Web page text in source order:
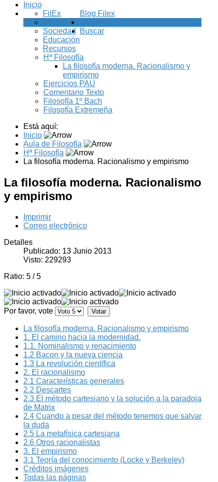
Inicio
Blog Filex
FilEx
Filosofía
Sociedad
Educación
Recursos
Hª Filosofía
La filosofía moderna. Racionalismo y
empirismo
Ejercicios PAU
Comentario Texto
Filosofía 1º Bach
Filosofía Extremeña
Buscar
Está aquí:
Inicio
Aula de Filosofía
Hª Filosofía
La filosofía moderna. Racionalismo y empirismo
La filosofía moderna. Racionalismo
y empirismo
Imprimir
Correo electrónico
Detalles
Publicado: 13 Junio 2013
Visto: 229293
Ratio: 5 /5
Por favor, vote
La filosofía moderna. Racionalismo y empirismo
1. El camino hacia la modernidad.
1.1. Nominalismo y renacimiento
1.2 Bacon y la nueva ciencia
1.3 La revolución científica
2. El racionalismo
2.1 Características generales
2.2 Descartes
2.3 El método cartesiano y la solución a la paradoja
de Matrix
2.4 Cuando a pesar del método tenemos que salvar
la duda
2.5 La metafísica cartesiana
2.6 Otros racionalistas
3. El empirismo
3.1 Teoría del conocimiento (Locke y Berkeley)
Créditos imágenes
Todas las páginas